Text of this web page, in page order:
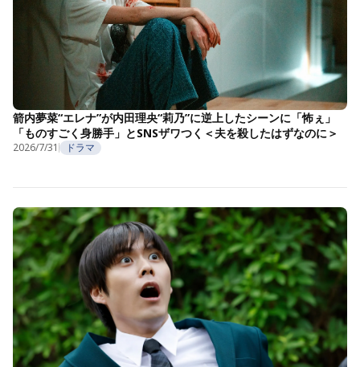
箭内夢菜“エレナ”が内田理央“莉乃”に逆上したシーンに「怖ぇ」
「ものすごく身勝手」とSNSザワつく＜夫を殺したはずなのに＞
2026/7/31 ドラマ